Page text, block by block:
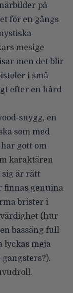
på
för en gångs
mesige
men det blir
i små
efter en hård
snygg, en
som med
gott om
karaktären
sig är rätt
finnas genuina
brister i
(hur
bassäng full
lyckas meja